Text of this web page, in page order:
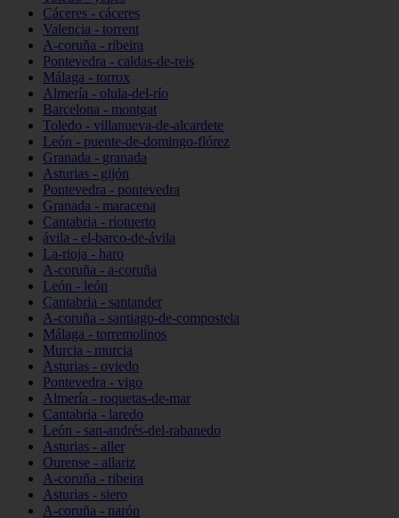
Cáceres - cáceres
Valencia - torrent
A-coruña - ribeira
Pontevedra - caldas-de-reis
Málaga - torrox
Almería - olula-del-río
Barcelona - montgat
Toledo - villanueva-de-alcardete
León - puente-de-domingo-flórez
Granada - granada
Asturias - gijón
Pontevedra - pontevedra
Granada - maracena
Cantabria - riotuerto
ávila - el-barco-de-ávila
La-rioja - haro
A-coruña - a-coruña
León - león
Cantabria - santander
A-coruña - santiago-de-compostela
Málaga - torremolinos
Murcia - murcia
Asturias - oviedo
Pontevedra - vigo
Almería - roquetas-de-mar
Cantabria - laredo
León - san-andrés-del-rabanedo
Asturias - aller
Ourense - allariz
A-coruña - ribeira
Asturias - siero
A-coruña - narón